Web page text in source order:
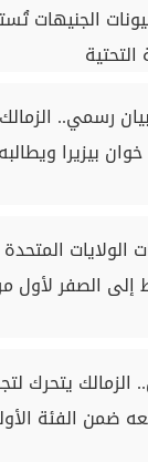
الجنيهات
التحتية
رسمي..
بيزيرا ويطالبه
الولايات
الصفر لأول مرة
يتحرك
ضمن الفئة